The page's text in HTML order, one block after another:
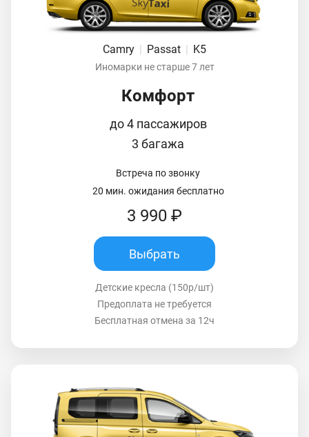
Camry Passat K5
Иномарки не старше 7 лет
Комфорт
до 4 пассажиров
3 багажа
Встреча по звонку
20 мин. ожидания бесплатно
3 990 ₽
Выбрать
Детские кресла (150р/шт)
Предоплата не требуется
Бесплатная отмена за 12ч